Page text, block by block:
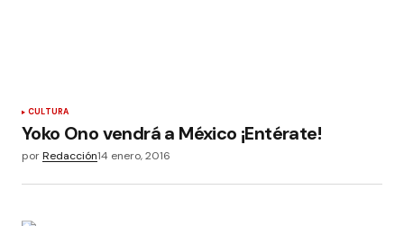
CULTURA
Yoko Ono vendrá a México ¡Entérate!
porRedacción14 enero, 2016